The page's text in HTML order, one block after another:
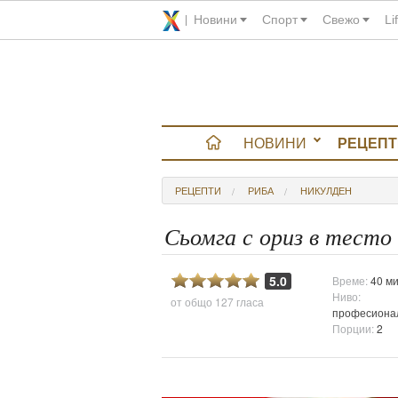
Новини Спорт Свежо
НОВИНИ
РЕЦЕПТИ РИБА НИКУЛДЕН
Сьомга с ориз в тесто
5.0
от общо 127 гласа
Време:40
Ниво:
Порции:2